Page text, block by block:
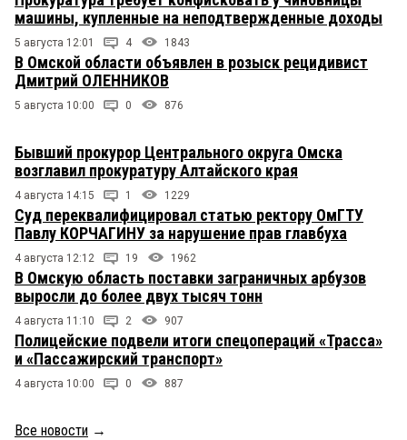
машины, купленные на неподтвержденные доходы
5 августа 12:01 4 1843
В Омской области объявлен в розыск рецидивист
Дмитрий ОЛЕННИКОВ
5 августа 10:00 0 876
Бывший прокурор Центрального округа Омска
возглавил прокуратуру Алтайского края
4 августа 14:15 1 1229
Суд переквалифицировал статью ректору ОмГТУ
Павлу КОРЧАГИНУ за нарушение прав главбуха
4 августа 12:12 19 1962
В Омскую область поставки заграничных арбузов
выросли до более двух тысяч тонн
4 августа 11:10 2 907
Полицейские подвели итоги спецопераций «Трасса»
и «Пассажирский транспорт»
4 августа 10:00 0 887
Все новости →